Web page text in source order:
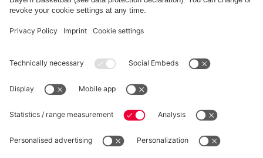
RECESSO
Privacy
Impostazioni dei cookie